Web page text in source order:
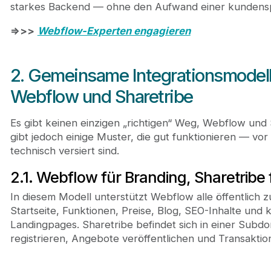
starkes Backend — ohne den Aufwand einer
=>>> Webflow-Experten engagieren
2. Gemeinsame
Webflow und Sharetribe
Es gibt keinen einzigen „richtigen“ Weg, Webflow
gibt jedoch einige Muster, die gut funktionieren — vor
technisch versiert sind.
2.1. Webflow für Branding,
In diesem Modell unterstützt Webflow alle öffentlich
Startseite, Funktionen, Preise, Blog, SEO-Inhalte und
Landingpages. Sharetribe befindet sich in einer
registrieren, Angebote veröffentlichen und